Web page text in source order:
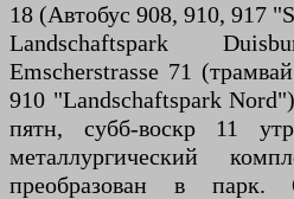
18 (Автобус 908, 910, 917
Landschaftspark
Emscherstrasse 71
910 "Landschaftspark
пятн, субб-воскр 11
металлургический
преобразован в парк.